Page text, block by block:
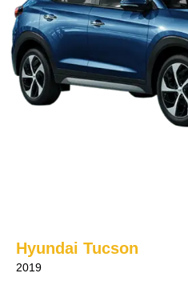
Hyundai Tucson
2019